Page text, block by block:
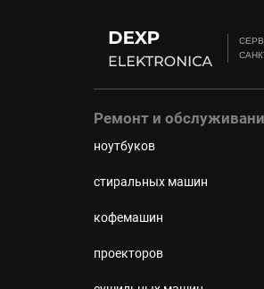
Ремонт и
ноутбуков
стиральных машин
кофемашин
проекторов